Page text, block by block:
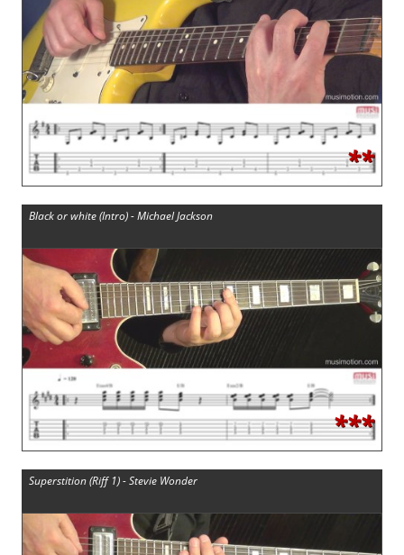
**
Black or white (Intro) - Michael Jackson
***
Superstition (Riff 1) - Stevie Wonder